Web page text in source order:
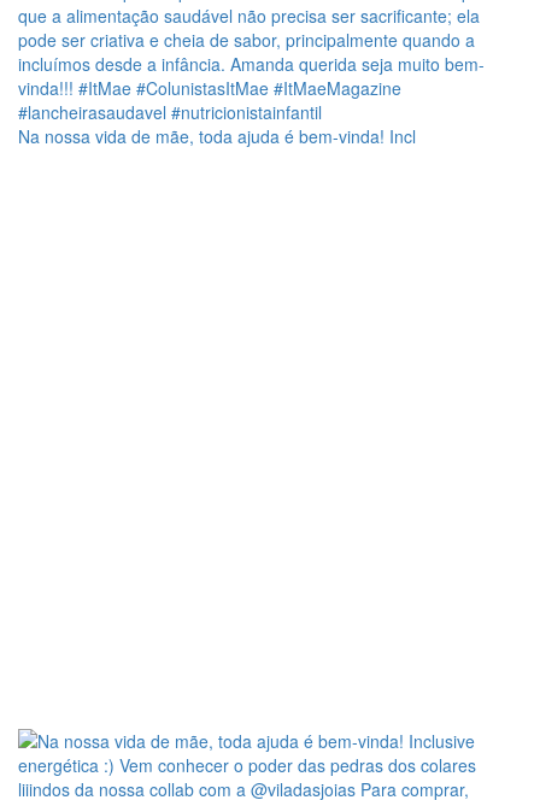
Na nossa vida de mãe, toda ajuda é bem-vinda! Incl